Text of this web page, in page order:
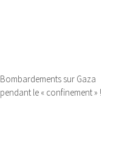
Bombardements sur Gaza
pendant le « confinement » !